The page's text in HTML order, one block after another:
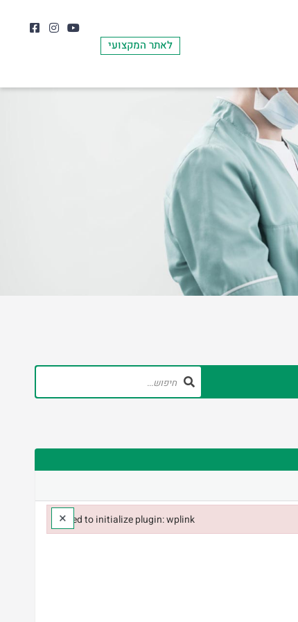
לאתר המקצועי
Failed to initialize plugin: wplink
×
Failed to initialize plugin: wplink